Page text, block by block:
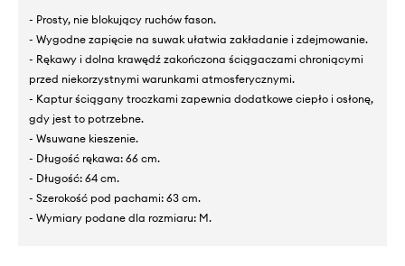
- Prosty, nie blokujący ruchów fason.
- Wygodne zapięcie na suwak ułatwia zakładanie i zdejmowanie.
- Rękawy i dolna krawędź zakończona ściągaczami chroniącymi
przed niekorzystnymi warunkami atmosferycznymi.
- Kaptur ściągany troczkami zapewnia dodatkowe ciepło i osłonę,
gdy jest to potrzebne.
- Wsuwane kieszenie.
- Długość rękawa: 66 cm.
- Długość: 64 cm.
- Szerokość pod pachami: 63 cm.
- Wymiary podane dla rozmiaru: M.